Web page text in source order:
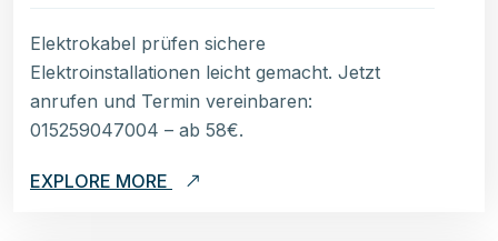
Elektrokabel prüfen sichere
Elektroinstallationen leicht gemacht. Jetzt
anrufen und Termin vereinbaren:
015259047004 – ab 58€.
EXPLORE MORE